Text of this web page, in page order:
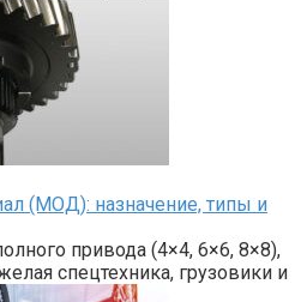
(МОД): назначение, типы и
привода (4×4, 6×6, 8×8),
спецтехника, грузовики и